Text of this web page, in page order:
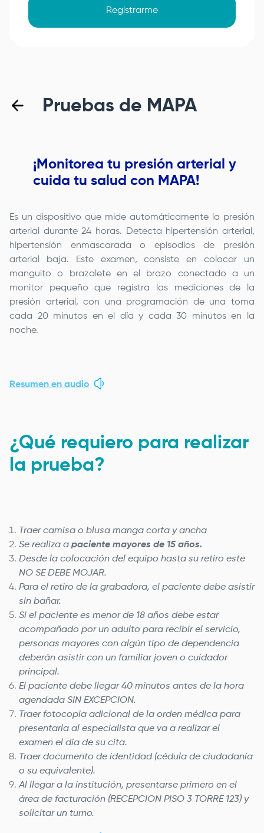
Registrarme
Pruebas de MAPA
¡Monitorea tu presión arterial y
cuida tu salud con MAPA!
Es un dispositivo que mide automáticamente la presión
arterial durante 24 horas. Detecta hipertensión arterial,
hipertensión enmascarada o episodios de presión
arterial baja. Este examen, consiste en colocar un
manguito o brazalete en el brazo conectado a un
monitor pequeño que registra las mediciones de la
presión arterial, con una programación de una toma
cada 20 minutos en el día y cada 30 minutos en la
noche.
Resumen en audio
¿Qué requiero para realizar
la prueba?
Traer camisa o blusa manga corta y ancha
Se realiza a paciente mayores de 15 años.
Desde la colocación del equipo hasta su retiro este
NO SE DEBE MOJAR.
Para el retiro de la grabadora, el paciente debe asistir
sin bañar.
Si el paciente es menor de 18 años debe estar
acompañado por un adulto para recibir el servicio,
personas mayores con algún tipo de dependencia
deberán asistir con un familiar joven o cuidador
principal.
El paciente debe llegar 40 minutos antes de la hora
agendada SIN EXCEPCION.
Traer fotocopia adicional de la orden médica para
presentarla al especialista que va a realizar el
examen el día de su cita.
Traer documento de identidad (cédula de ciudadanía
o su equivalente).
Al llegar a la institución, presentarse primero en el
área de facturación (RECEPCION PISO 3 TORRE 123) y
solicitar un turno.